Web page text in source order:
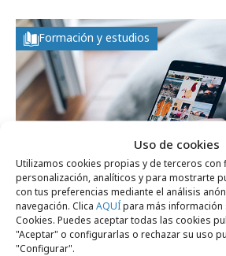
Uso de cookies
Utilizamos cookies propias y de terceros con
personalización, analíticos y para mostrarte
con tus preferencias mediante el análisis
navegación. Clica AQUÍpara más información
Cookies. Puedes aceptar todas las cookies
"Aceptar" o configurarlas o rechazar su uso
"Configurar".
Formación y estudios
miércoles, 22 de julio 2026